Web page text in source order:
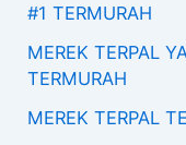
#1 TERMURAH
MEREK TERPAL
TERMURAH
MEREK TERPAL